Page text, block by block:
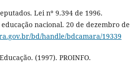
Lei nº 9.394 de 1996.
nacional. 20 de dezembro de
bd/handle/bdcamara/19339
(1997). PROINFO.